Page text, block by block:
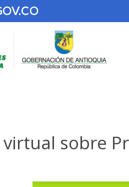
virtual sobre